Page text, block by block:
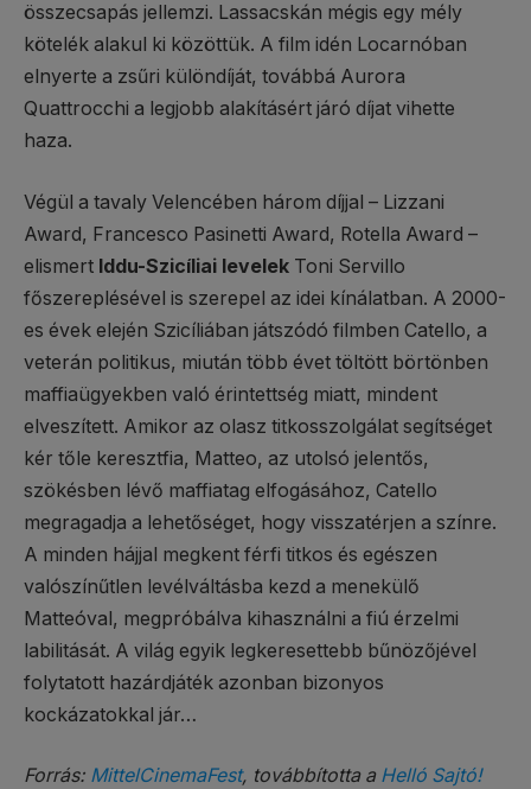
összecsapás jellemzi. Lassacskán mégis egy mély
kötelék alakul ki közöttük. A film idén Locarnóban
elnyerte a zsűri különdíját, továbbá Aurora
Quattrocchi a legjobb alakításért járó díjat vihette
haza.
Végül a tavaly Velencében három díjjal – Lizzani
Award, Francesco Pasinetti Award, Rotella Award –
elismert Iddu-Szicíliai levelek Toni Servillo
főszereplésével is szerepel az idei kínálatban. A 2000-
es évek elején Szicíliában játszódó filmben Catello, a
veterán politikus, miután több évet töltött börtönben
maffiaügyekben való érintettség miatt, mindent
elveszített. Amikor az olasz titkosszolgálat segítséget
kér tőle keresztfia, Matteo, az utolsó jelentős,
szökésben lévő maffiatag elfogásához, Catello
megragadja a lehetőséget, hogy visszatérjen a színre.
A minden hájjal megkent férfi titkos és egészen
valószínűtlen levélváltásba kezd a menekülő
Matteóval, megpróbálva kihasználni a fiú érzelmi
labilitását. A világ egyik legkeresettebb bűnözőjével
folytatott hazárdjáték azonban bizonyos
kockázatokkal jár…
Forrás: MittelCinemaFest, továbbította a Helló Sajtó!